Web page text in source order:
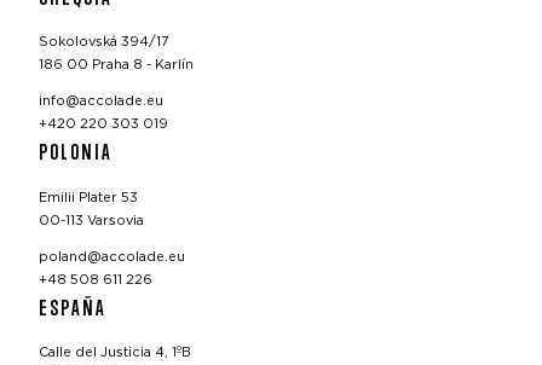
Sokolovská 394/17
186 00 Praha 8 - Karlín
info@accolade.eu
+420 220 303 019
POLONIA
Emilii Plater 53
00-113 Varsovia
poland@accolade.eu
+48 508 611 226
ESPAÑA
Calle del Justicia 4, 1ºB